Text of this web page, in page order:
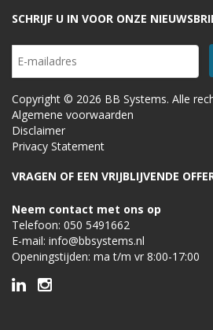
SCHRIJF U IN VOOR ONZE
Copyright © 2026 BB Systems. Alle
Algemene voorwaarden
Disclaimer
Privacy Statement
VRAGEN OF EEN VRIJBLIJVENDE
Neem contact met ons op
Telefoon: 050 5491662
E-mail: info@bbsystems.nl
Openingstijden: ma t/m vr 8:00-17:00